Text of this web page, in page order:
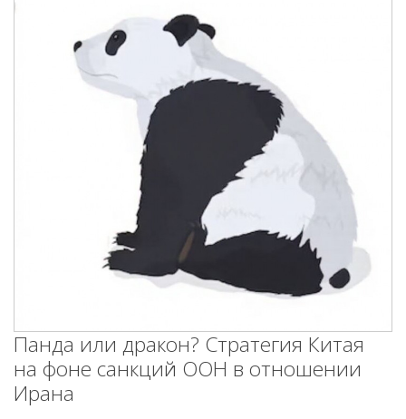
Панда или дракон? Стратегия Китая
на фоне санкций ООН в отношении
Ирана